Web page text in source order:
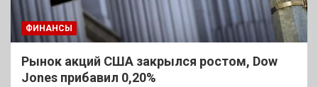
ФИНАНСЫ
Рынок акций США закрылся ростом, Dow
Jones прибавил 0,20%